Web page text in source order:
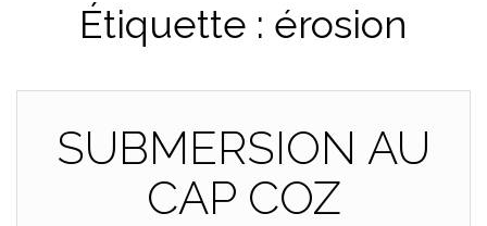
Étiquette : érosion
SUBMERSION AU
CAP COZ